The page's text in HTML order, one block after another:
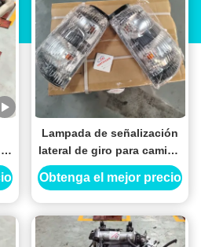
Lampada de señalización
lateral de giro para camión
pesado Isuzu Nissan
Obtenga el mejor precio